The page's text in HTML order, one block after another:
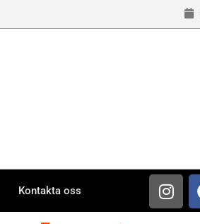
Kontakta oss